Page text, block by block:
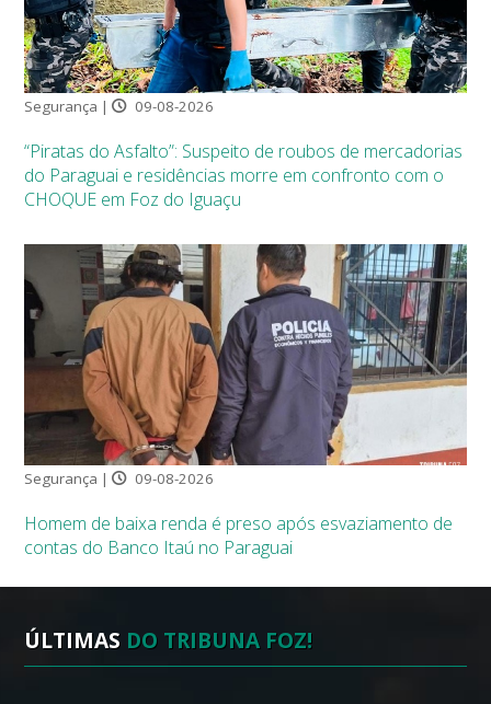
Segurança | 09-08-2026
“Piratas do Asfalto”: Suspeito de roubos de mercadorias
do Paraguai e residências morre em confronto com o
CHOQUE em Foz do Iguaçu
Segurança | 09-08-2026
Homem de baixa renda é preso após esvaziamento de
contas do Banco Itaú no Paraguai
ÚLTIMAS DO TRIBUNA FOZ!